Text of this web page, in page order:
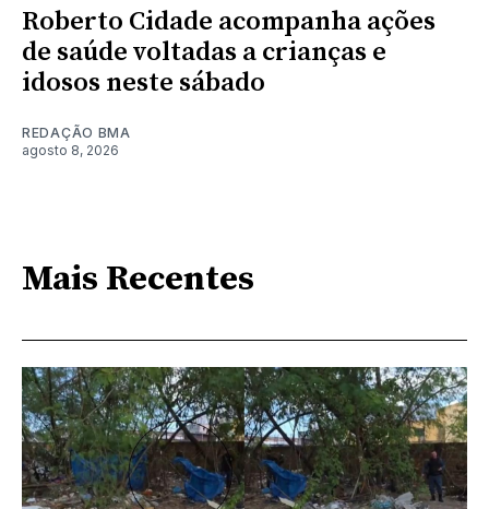
Roberto Cidade acompanha ações
de saúde voltadas a crianças e
idosos neste sábado
REDAÇÃO BMA
agosto 8, 2026
Mais Recentes